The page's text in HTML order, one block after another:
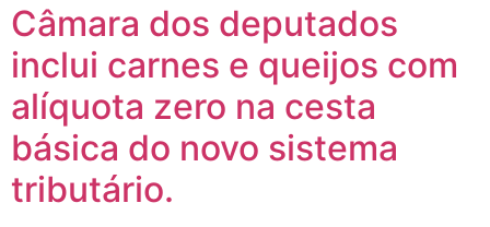
Câmara dos deputados
inclui carnes e queijos com
alíquota zero na cesta
básica do novo sistema
tributário.